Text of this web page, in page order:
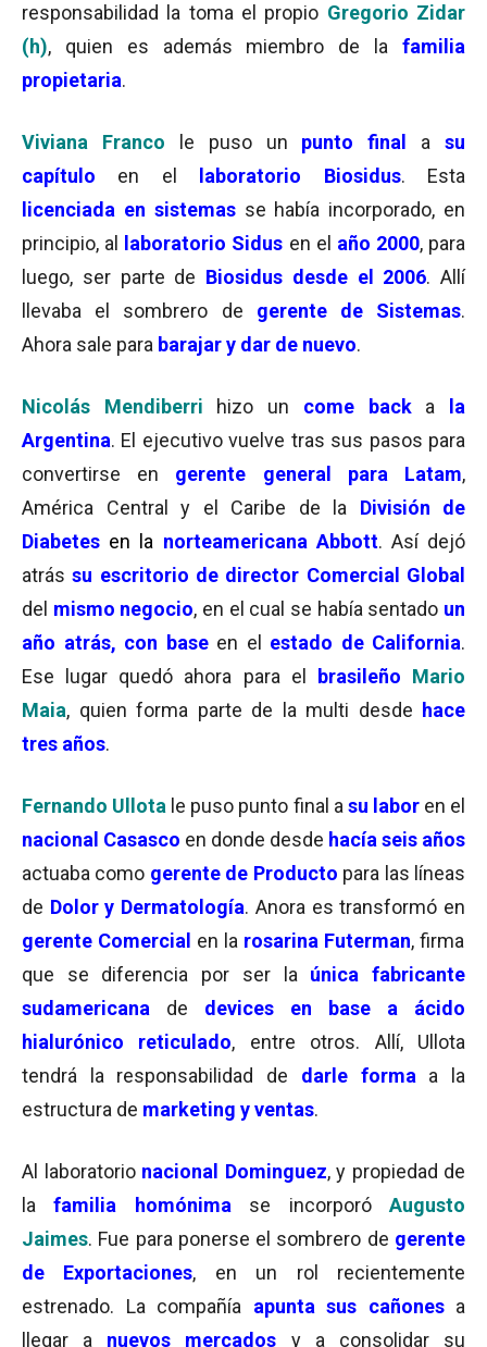
responsabilidad la toma el propio Gregorio Zidar
(h), quien es además miembro de la familia
propietaria.
Viviana Franco le puso un punto final a su
capítulo en el laboratorio Biosidus. Esta
licenciada en sistemasse había incorporado, en
principio, al
laboratorio Sidus en el año 2000, para
luego, ser parte de Biosidus desdeel 2006. Allí
llevaba el sombrero de gerente de Sistemas.
Ahora sale para barajar y dar de nuevo.
Nicolás Mendiberri hizo un come back a
la
Argentina. El ejecutivo vuelve tras sus pasos para
convertirse en gerente general para Latam,
América Central y el Caribe de la División de
Diabetes en la norteamericana Abbott. Así dejó
atrás su escritorio de director Comercial Global
del mismo negocio, en el cual se había sentado un
año atrás, con baseen el estado de California.
Ese lugar quedó ahora para el
brasileño Mario
Maia, quien forma parte de la multi desde hace
tres años.
Fernando Ullota le puso punto final a su labor en el
nacional Casasco en donde desde hacía seis años
actuaba como gerente de Producto para las líneas
de Dolor y Dermatología. Anora es transformó en
gerente Comercial en la rosarina Futerman, firma
que se diferencia por ser la única fabricante
sudamericana
de devices en base a
ácido
hialurónico reticulado, entre otros. Allí, Ullota
tendrá la responsabilidad de darle forma a la
estructura de marketing y ventas.
Al laboratorionacional Dominguez, y propiedad de
la familia homónima se incorporóAugusto
Jaimes. Fue para ponerse el sombrero de gerente
de Exportaciones, en un rol recientemente
estrenado. La compañía apunta sus cañonesa
llegar a nuevos mercados y a consolidar su